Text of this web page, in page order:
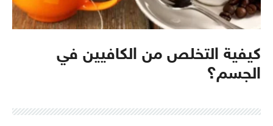
كيفية التخلص من الكافيين في
الجسم؟